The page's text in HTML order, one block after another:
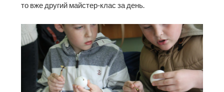
то вже другий майстер-клас за день.